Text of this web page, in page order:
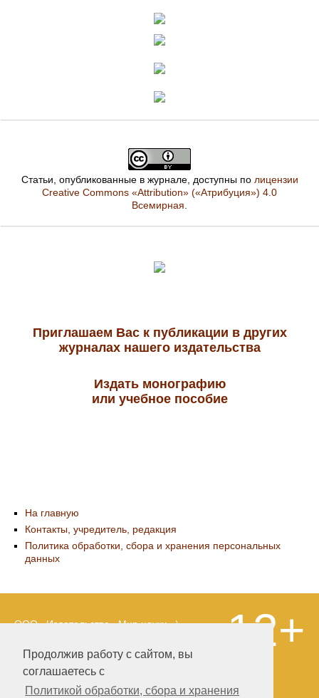
Продолжив работу с сайтом, вы
соглашаетесь с
Политикой обработки, сбора и хранения
Статьи, опубликованные в журнале, доступны по лицензии
Creative Commons «Attribution» («Атрибуция») 4.0
Всемирная
Приглашаем Вас к публикации в других
журналах нашего издательства
Издать монографию
или учебное пособие
На главную
Контакты, учредитель, редакция
Политика обработки, сбора и хранения персональных
данных
ООО «Издательство «Мир науки» \
LLC Материалы, размещенные на сайте,
охраняются Законом о защите авторских
прав. Публикация любых материалов
этого сайта запрещена без
12+